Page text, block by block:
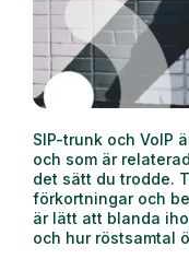
SIP-trunk och VoIP
och som är
det sätt du trodde.
förkortningar och
är lätt att blanda
och hur röstsamtal